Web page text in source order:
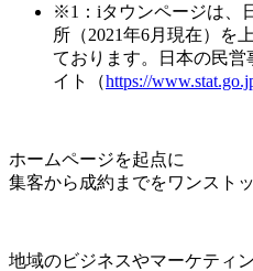
※1：iタウンページは、
所（2021年6月現在）を
ております。日本の民
イト（https://
ホームページを起点に
集客から成約までをワンスト
地域のビジネスやマーケティ